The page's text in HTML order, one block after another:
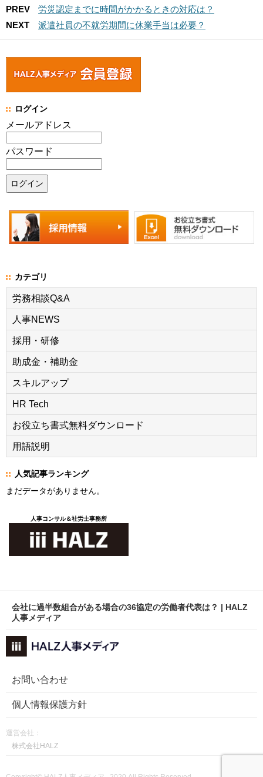
PREV
労災認定までに時間がかかるときの対応は？
NEXT
派遣社員の不就労期間に休業手当は必要？
ログイン
メールアドレス
パスワード
カテゴリ
労務相談Q&A
人事NEWS
採用・研修
助成金・補助金
スキルアップ
HR Tech
お役立ち書式無料ダウンロード
用語説明
人気記事ランキング
まだデータがありません。
人事コンサル＆社労士事務所
会社に過半数組合がある場合の36協定の労働者代表は？ | HALZ
人事メディア
お問い合わせ
個人情報保護方針
運営会社：
株式会社HALZ